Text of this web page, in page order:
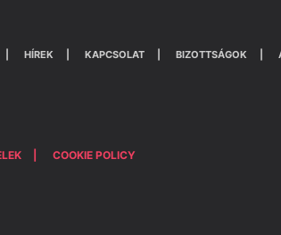
HÍREK KAPCSOLAT BIZOTTSÁGOK
COOKIE POLICY